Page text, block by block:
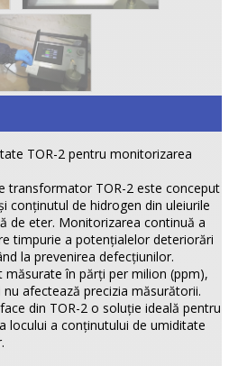
TOR-2 pentru monitorizarea
transformator TOR-2 este conceput
conţinutul de hidrogen din uleiurile
de eter. Monitorizarea continuă a
timpurie a potenţialelor deteriorări
la prevenirea defecţiunilor.
în părţi per milion (ppm),
afectează precizia măsurătorii.
din TOR-2 o soluţie ideală pentru
locului a conţinutului de umiditate